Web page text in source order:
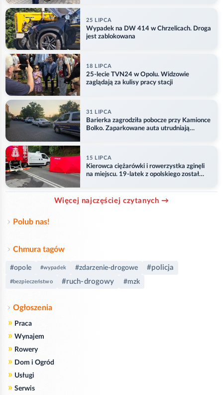
25 LIPCA
Wypadek na DW 414 w Chrzelicach. Droga
jest zablokowana
18 LIPCA
25-lecie TVN24 w Opolu. Widzowie
zaglądają za kulisy pracy stacji
31 LIPCA
Barierka zagrodziła pobocze przy Kamionce
Bolko. Zaparkowane auta utrudniają
15 LIPCA
Kierowca ciężarówki i rowerzystka zginęli
na miejscu. 19-latek z opolskiego został
Więcej najczęściej czytanych →
Polub nas!
Chmura tagów
#opole #wypadek #zdarzenie-drogowe #policja
#bezpieczeństwo #ruch-drogowy #mzk
Ogłoszenia
» Praca
» Wynajem
» Rowery
» Dom i Ogród
» Usługi
» Serwis